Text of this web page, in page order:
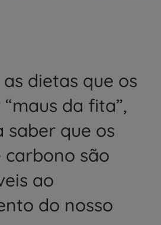
dietas que os
da fita”,
saber que os
são
ao
do nosso